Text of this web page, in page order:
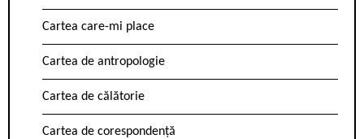
Cartea care-mi place
Cartea de antropologie
Cartea de călătorie
Cartea de corespondență